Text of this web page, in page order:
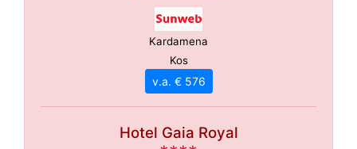
Kardamena
Kos
v.a. € 576
Hotel Gaia Royal